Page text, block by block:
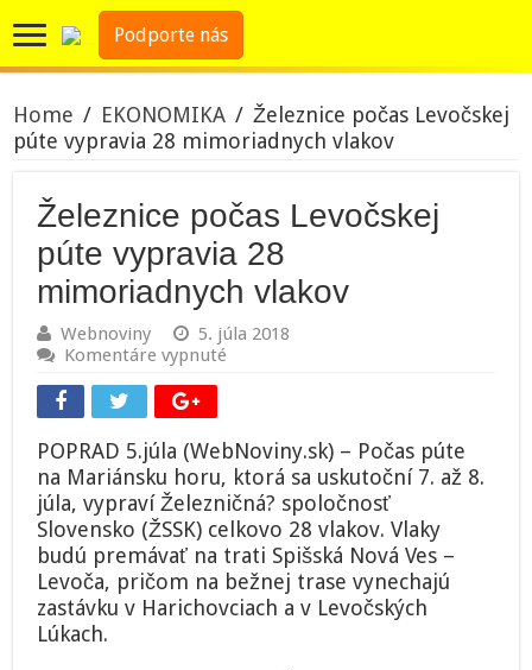
Podporte nás
Home / EKONOMIKA / Železnice počas Levočskej
púte vypravia 28 mimoriadnych vlakov
Železnice počas Levočskej
púte vypravia 28
mimoriadnych vlakov
Webnoviny
5. júla 2018
Komentáre vypnuté
púte
vypravia
28
mimoriadnych
vlakov
POPRAD 5.júla (WebNoviny.sk) – Počas púte
na Mariánsku horu, ktorá sa uskutoční 7. až 8.
júla, vypraví Železničná? spoločnosť
Slovensko (ŽSSK) celkovo 28 vlakov. Vlaky
budú premávať na trati Spišská Nová Ves –
Levoča, pričom na bežnej trase vynechajú
zastávku v Harichovciach a v Levočských
Lúkach.